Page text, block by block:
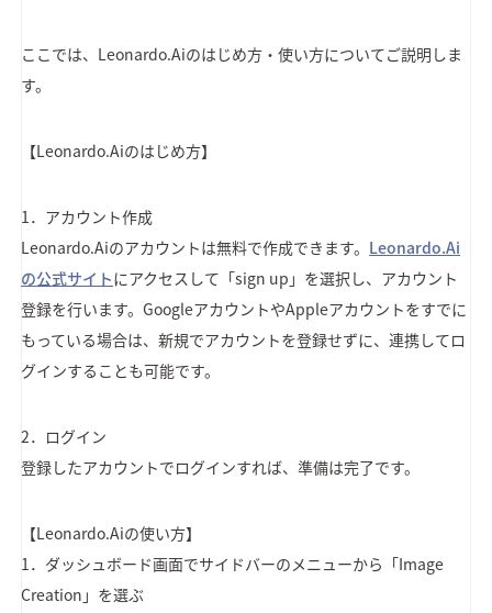
ここでは、Leonardo.Aiのはじめ方・使い方についてご説明しま
す。
【Leonardo.Aiのはじめ方】
1．アカウント作成
Leonardo.Aiのアカウントは無料で作成できます。 Leonardo.Ai
の公式サイトにアクセスして「sign up」を選択し、アカウント
登録を行います。GoogleアカウントやAppleアカウントをすでに
もっている場合は、新規でアカウントを登録せずに、連携してロ
グインすることも可能です。
2．ログイン
登録したアカウントでログインすれば、準備は完了です。
【Leonardo.Aiの使い方】
1．ダッシュボード画面でサイドバーのメニューから「Image
Creation」を選ぶ